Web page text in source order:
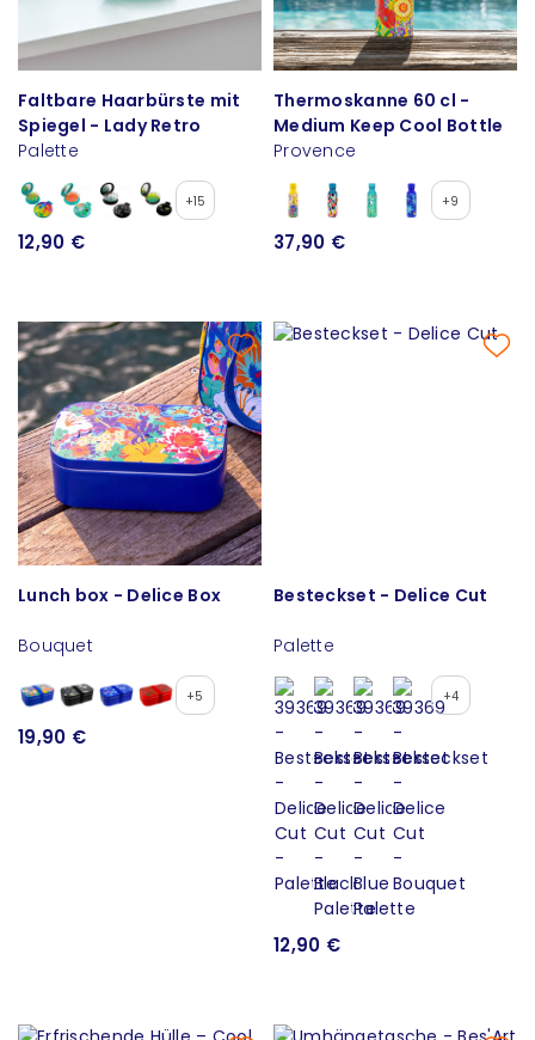
Faltbare Haarbürste mit
Spiegel - Lady Retro
Palette
+15
12,90 €
Thermoskanne 60 cl -
Medium Keep Cool Bottle
Provence
+9
37,90 €
Lunch box - Delice Box
Bouquet
+5
19,90 €
Besteckset - Delice Cut
Palette
+4
12,90 €